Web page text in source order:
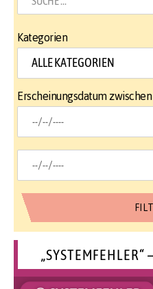
Kategorien
Erscheinungsdatum zwischen
„SYSTEMFEHLER“